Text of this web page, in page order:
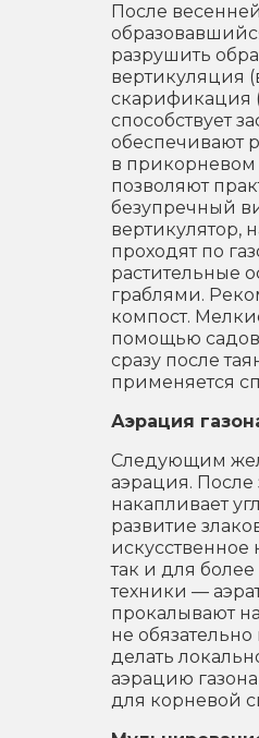
После
разрушить
вертикуляция
скарификация
способствует
обеспечивают
в прикорневом
позволяют
безупречный
вертикулятор,
проходят по
растительные
граблями.
компост.
помощью
сразу после
применяется
Аэрация
Следующим
аэрация. После
накапливает
развитие
так и для
техники —
прокалывают
не
делать
аэрацию
для корневой